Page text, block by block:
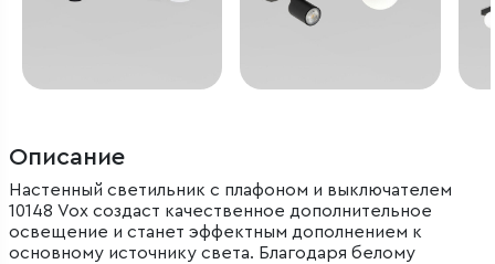
Описание
Настенный светильник с плафоном и выключателем
10148 Vox создаст качественное дополнительное
освещение и станет эффектным дополнением к
основному источнику света. Благодаря белому